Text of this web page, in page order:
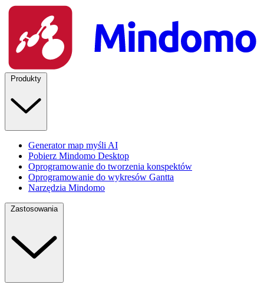
Produkty
Generator map myśli AI
Pobierz Mindomo Desktop
Oprogramowanie do tworzenia konspektów
Oprogramowanie do wykresów Gantta
Narzędzia Mindomo
Zastosowania